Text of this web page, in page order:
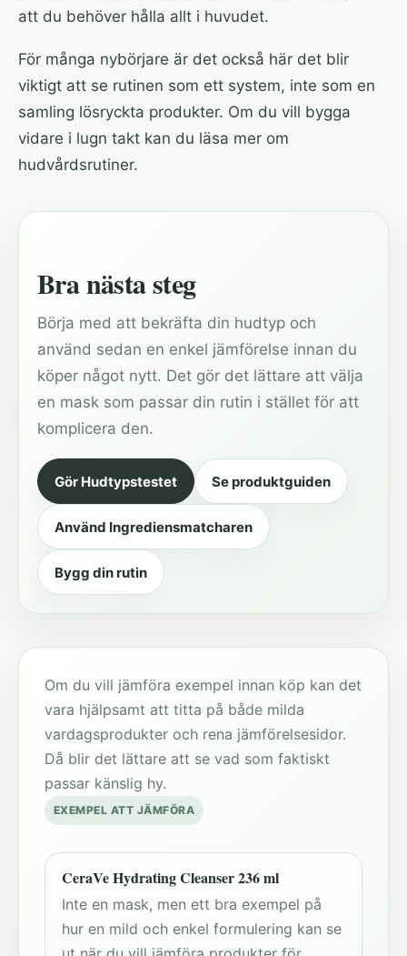
att du behöver hålla allt i huvudet.
För många nybörjare är det också här det blir
viktigt att se rutinen som ett system, inte som en
samling lösryckta produkter. Om du vill bygga
vidare i lugn takt kan du läsa mer om
hudvårdsrutiner.
Bra nästa steg
Börja med att bekräfta din hudtyp och
använd sedan en enkel jämförelse innan du
köper något nytt. Det gör det lättare att välja
en mask som passar din rutin i stället för att
komplicera den.
Gör Hudtypstestet Se produktguiden
Använd Ingrediensmatcharen
Bygg din rutin
Om du vill jämföra exempel innan köp kan det
vara hjälpsamt att titta på både milda
vardagsprodukter och rena jämförelsesidor.
Då blir det lättare att se vad som faktiskt
passar känslig hy.
EXEMPEL ATT JÄMFÖRA
CeraVe Hydrating Cleanser 236 ml
Inte en mask, men ett bra exempel på
hur en mild och enkel formulering kan se